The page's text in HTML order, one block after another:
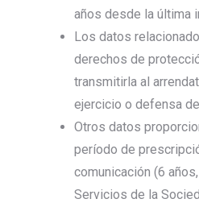
años desde la última
Los datos
derechos de
transmitirla al
ejercicio o defensa
Otros datos
período de
comunicación (6
Servicios de la